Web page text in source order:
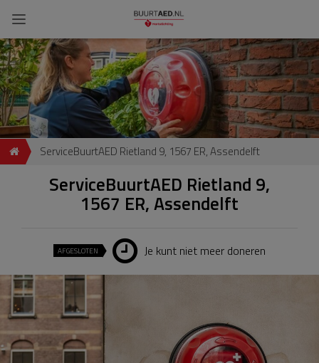
ServiceBuurtAED Rietland 9, 1567 ER, Assendelft
ServiceBuurtAED Rietland 9,
1567 ER, Assendelft
AFGESLOTEN Je kunt niet meer doneren